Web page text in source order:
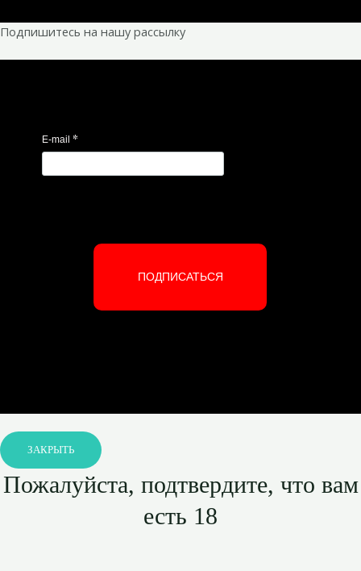
Подпишитесь на нашу рассылку
E-mail *
ПОДПИСАТЬСЯ
ЗАКРЫТЬ
Пожалуйста, подтвердите, что вам
есть 18